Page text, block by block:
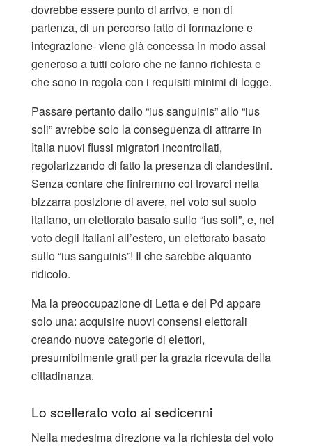
dovrebbe essere punto di arrivo, e non di
partenza, di un percorso fatto di formazione e
integrazione- viene già concessa in modo assai
generoso a tutti coloro che ne fanno richiesta e
che sono in regola con i requisiti minimi di legge.
Passare pertanto dallo “ius sanguinis” allo “ius
soli” avrebbe solo la conseguenza di attrarre in
Italia nuovi flussi migratori incontrollati,
regolarizzando di fatto la presenza di clandestini.
Senza contare che finiremmo col trovarci nella
bizzarra posizione di avere, nel voto sul suolo
italiano, un elettorato basato sullo “ius soli”, e, nel
voto degli Italiani all’estero, un elettorato basato
sullo “ius sanguinis”! Il che sarebbe alquanto
ridicolo.
Ma la preoccupazione di Letta e del Pd appare
solo una: acquisire nuovi consensi elettorali
creando nuove categorie di elettori,
presumibilmente grati per la grazia ricevuta della
cittadinanza.
Lo scellerato voto ai sedicenni
Nella medesima direzione va la richiesta del voto